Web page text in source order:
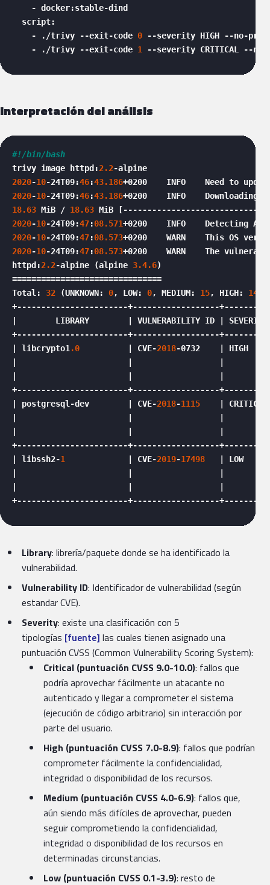
    - docker:stable-dind
  script:
    - ./trivy --exit-code
0 --severity HIGH --no-
    - ./trivy --exit-code
1 --severity CRITICAL --no-
Interpretación del análisis
#!/bin/bash
trivy image httpd:2.2
2020-10-24T09:46:43.186
2020-10-24T09:46:43.186
18.63 MiB / 18.63 MiB
2020-10-24T09:47:08.571
2020-10-24T09:47:08.573+0200    WARN    This OS
2020-10-24T09:47:08.573+0200    WARN    The
httpd:2.2-alpine (alpine 3.4.6)
===============================
Total: 32 (UNKNOWN: 0, LOW: 0, MEDIUM: 15, HIGH: 14
+-----------------------+------------------
|        LIBRARY        | VULNERABILITY ID |
+-----------------------+------------------
| libcrypto1 .0
          | CVE-
2018-0732    | HIGH
+-----------------------+------------------
| postgresql-dev        | CVE-2018-1115
|
+-----------------------+------------------
| libssh2-1
             | CVE-
2019-17498
| LOW
+-----------------------+------------------
Library: librería/paquete donde se ha identificado la
vulnerabilidad.
Vulnerability ID: Identificador de vulnerabilidad (según
estandar CVE).
Severity: existe una clasificación con 5
tipologías [fuente] las cuales tienen asignado una
puntuación CVSS (Common Vulnerability Scoring System):
Critical (puntuación CVSS 9.0-10.0): fallos que
podría aprovechar fácilmente un atacante no
autenticado y llegar a comprometer el sistema
(ejecución de código arbitrario) sin interacción por
parte del usuario.
High (puntuación CVSS 7.0-8.9): fallos que podrían
comprometer fácilmente la confidencialidad,
integridad o disponibilidad de los recursos.
Medium (puntuación CVSS 4.0-6.9): fallos que,
aún siendo más difíciles de aprovechar, pueden
seguir comprometiendo la confidencialidad,
integridad o disponibilidad de los recursos en
determinadas circunstancias.
Low (puntuación CVSS 0.1-3.9): resto de